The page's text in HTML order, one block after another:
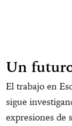
Un
El trabajo en
sigue
expresiones de